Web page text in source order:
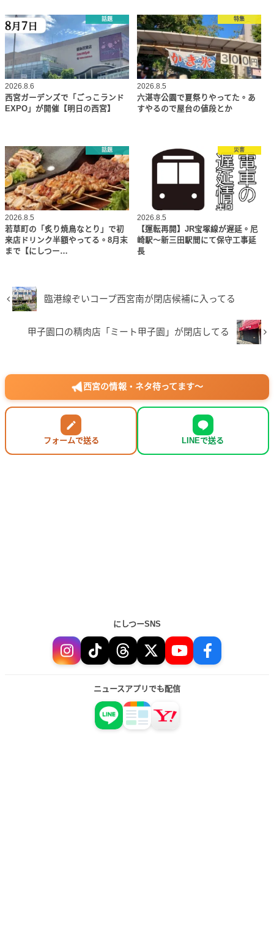
話題
2026.8.6
西宮ガーデンズで「ごっこランド
EXPO」が開催【明日の西宮】
特集
2026.8.5
六湛寺公園で夏祭りやってた。あ
すやるので屋台の値段とか
話題
2026.8.5
若草町の「炙り焼鳥なとり」で初
来店ドリンク半額やってる。8月末
まで【にしつー…
災害
2026.8.5
【運転再開】JR宝塚線が遅延。尼
崎駅～新三田駅間にて保守工事延
長
臨港線ぞいコープ西宮南が閉店候補に入ってる
甲子園口の精肉店「ミート甲子園」が閉店してる
西宮の情報・ネタ待ってます〜
フォームで送る LINEで送る
にしつーSNS
ニュースアプリでも配信